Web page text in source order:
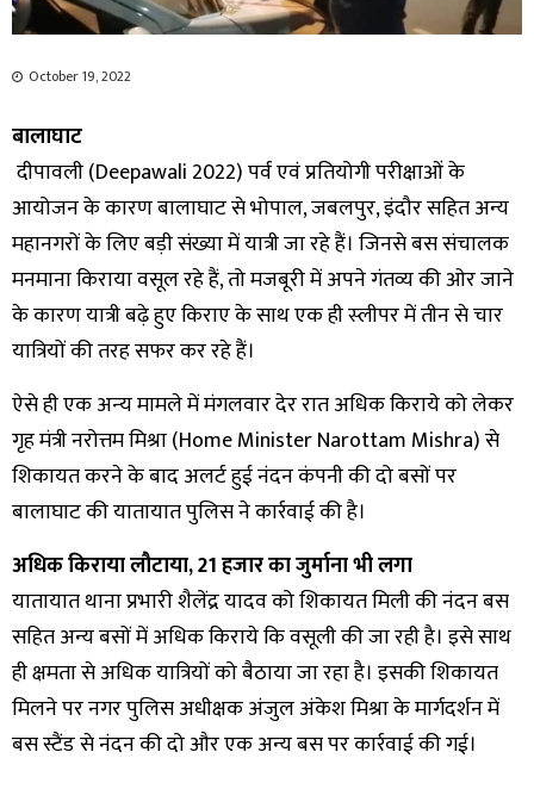
October 19, 2022
बालाघाट
दीपावली (Deepawali 2022) पर्व एवं प्रतियोगी परीक्षाओं के
आयोजन के कारण बालाघाट से भोपाल, जबलपुर, इंदौर सहित अन्य
महानगरों के लिए बड़ी संख्या में यात्री जा रहे हैं। जिनसे बस संचालक
मनमाना किराया वसूल रहे हैं, तो मजबूरी में अपने गंतव्य की ओर जाने
के कारण यात्री बढ़े हुए किराए के साथ एक ही स्‍लीपर में तीन से चार
यात्रियों की तरह सफर कर रहे हैं।
ऐसे ही एक अन्‍य मामले में मंगलवार देर रात अधिक किराये को लेकर
गृह मंत्री नरोत्तम मिश्रा (Home Minister Narottam Mishra) से
शिकायत करने के बाद अलर्ट हुई नंदन कंपनी की दो बसों पर
बालाघाट की यातायात पुलिस ने कार्रवाई की है।
अधिक किराया लौटाया, 21 हजार का जुर्माना भी लगा
यातायात थाना प्रभारी शैलेंद्र यादव को शिकायत मिली की नंदन बस
सहित अन्य बसों में अधिक किराये कि वसूली की जा रही है। इसे साथ
ही क्षमता से अधिक यात्रियों को बैठाया जा रहा है। इसकी शिकायत
मिलने पर नगर पुलिस अधीक्षक अंजुल अंकेश मिश्रा के मार्गदर्शन में
बस स्टैंड से नंदन की दो और एक अन्य बस पर कार्रवाई की गई।